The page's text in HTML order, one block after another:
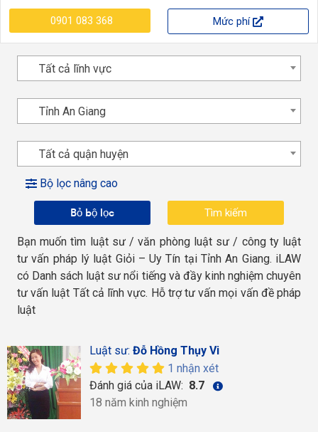
0901 083 368 Mức phí
Tất cả lĩnh vực
Tỉnh An Giang
Tất cả quận huyện
Bộ lọc nâng cao
Bỏ bộ lọc
Bạn muốn tìm luật sư / văn phòng luật sư / công ty luật
tư vấn pháp lý luật Giỏi – Uy Tín tại Tỉnh An Giang. iLAW
có Danh sách luật sư nổi tiếng và đầy kinh nghiệm chuyên
tư vấn luật Tất cả lĩnh vực. Hỗ trợ tư vấn mọi vấn đề pháp
luật
Luật sư: Đỗ Hồng Thụy Vi
1 nhận xét
Đánh giá của iLAW: 8.7
18 năm kinh nghiệm